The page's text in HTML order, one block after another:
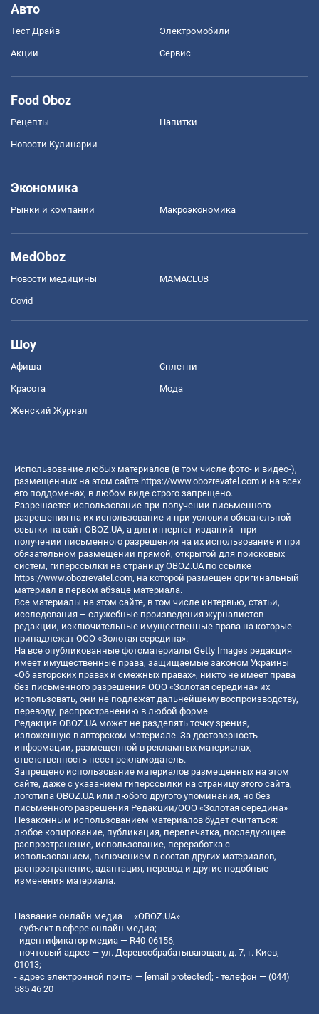
Авто
Тест Драйв Электромобили
Акции Сервис
Food Oboz
Рецепты Напитки
Новости Кулинарии
Экономика
Рынки и компании Mакроэкономика
MedOboz
Новости медицины MAMACLUB
Covid
Шоу
Афиша Сплетни
Красота Мода
Женский Журнал
Использование любых материалов (в том числе фото- и видео-),
размещенных на этом сайте https://www.obozrevatel.com и на всех
его поддоменах, в любом виде строго запрещено.
Разрешается использование при получении письменного
разрешения на их использование и при условии обязательной
ссылки на сайт OBOZ.UA, а для интернет-изданий - при
получении письменного разрешения на их использование и при
обязательном размещении прямой, открытой для поисковых
систем, гиперссылки на страницу OBOZ.UA по ссылке
https://www.obozrevatel.com, на которой размещен оригинальный
материал в первом абзаце материала.
Все материалы на этом сайте, в том числе интервью, статьи,
исследования – служебные произведения журналистов
редакции, исключительные имущественные права на которые
принадлежат ООО «Золотая середина».
На все опубликованные фотоматериалы Getty Images редакция
имеет имущественные права, защищаемые законом Украины
«Об авторских правах и смежных правах», никто не имеет права
без письменного разрешения ООО «Золотая середина» их
использовать, они не подлежат дальнейшему воспроизводству,
переводу, распространению в любой форме.
Редакция OBOZ.UA может не разделять точку зрения,
изложенную в авторском материале. За достоверность
информации, размещенной в рекламных материалах,
ответственность несет рекламодатель.
Запрещено использование материалов размещенных на этом
сайте, даже с указанием гиперссылки на страницу этого сайта,
логотипа OBOZ.UA или любого другого упоминания, но без
письменного разрешения Редакции/ООО «Золотая середина»
Незаконным использованием материалов будет считаться:
любое копирование, публикация, перепечатка, последующее
распространение, использование, переработка с
использованием, включением в состав других материалов,
распространение, адаптация, перевод и другие подобные
изменения материала.
Название онлайн медиа — «OBOZ.UA»
- субъект в сфере онлайн медиа;
- идентификатор медиа — R40-06156;
- почтовый адрес — ул. Деревообрабатывающая, д. 7, г. Киев,
01013;
- адрес электронной почты — [email protected]; - телефон — (044)
585 46 20